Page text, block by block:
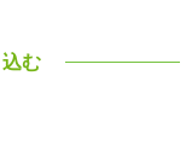
む